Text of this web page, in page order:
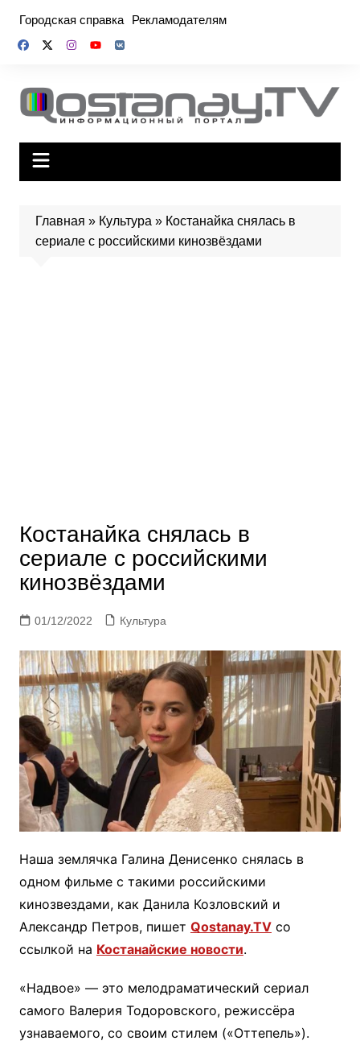
содержимому
Городская справка Рекламодателям
Главная » Культура » Костанайка снялась в
сериале с российскими кинозвёздами
Костанайка снялась в
сериале с российскими
кинозвёздами
01/12/2022 Культура
Наша землячка Галина Денисенко снялась в
одном фильме с такими российскими
кинозвездами, как Данила Козловский и
Александр Петров, пишет Qostanay.TVсо
ссылкой на Костанайские новости.
«Надвое» — это мелодраматический сериал
самого Валерия Тодоровского, режиссёра
узнаваемого, со своим стилем («Оттепель»).